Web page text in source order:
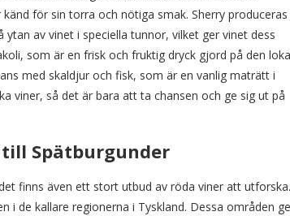
för sin torra och nötiga smak. Sherry produceras
av vinet i speciella tunnor, vilket ger vinet dess
som är en frisk och fruktig dryck gjord på den
med skaldjur och fisk, som är en vanlig maträtt i
viner, så det är bara att ta chansen och ge sig ut på
Spätburgunder
finns även ett stort utbud av röda viner att utforska.
i de kallare regionerna i Tyskland. Dessa områden